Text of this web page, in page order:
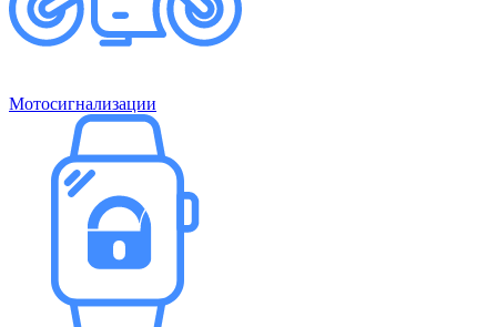
Мотосигнализации